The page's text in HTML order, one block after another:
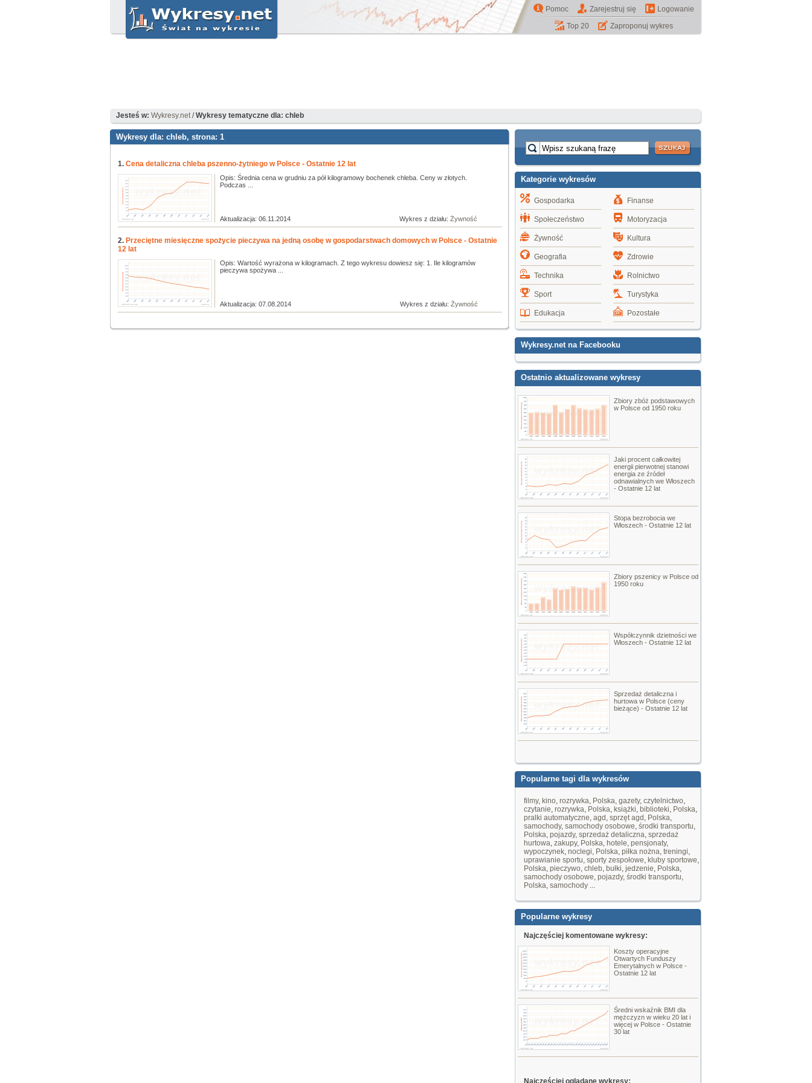
Pomoc Zarejestruj się
Logowanie
Top 20
Zaproponuj wykres
Jesteś w: Wykresy.net/Wykresy tematyczne dla: chleb
Wykresy dla: chleb, strona: 1
1. Cena detaliczna chleba pszenno-żytniego w Polsce - Ostatnie 12 lat
Opis: Średnia cena w grudniu za pół kilogramowy bochenek chleba. Ceny w złotych.
Podczas ...
Aktualizacja: 06.11.2014 Wykres z działu: Żywność
2. Przeciętne miesięczne spożycie pieczywa na jedną osobę w gospodarstwach domowych w Polsce - Ostatnie
12 lat
Opis: Wartość wyrażona w kilogramach. Z tego wykresu dowiesz się: 1. Ile kilogramów
pieczywa spożywa ...
Aktualizacja: 07.08.2014 Wykres z działu: Żywność
Kategorie wykresów
Gospodarka
Społeczeństwo
Żywność
Geografia
Technika
Sport
Edukacja
Finanse
Motoryzacja
Kultura
Zdrowie
Rolnictwo
Turystyka
Pozostałe
Wykresy.net na Facebooku
Ostatnio aktualizowane wykresy
Zbiory zbóż podstawowych
w Polsce od 1950 roku
Jaki procent całkowitej
energii pierwotnej stanowi
energia ze źródeł
odnawialnych we Włoszech
- Ostatnie 12 lat
Stopa bezrobocia we
Włoszech - Ostatnie 12 lat
Zbiory pszenicy w Polsce od
1950 roku
Współczynnik dzietności we
Włoszech - Ostatnie 12 lat
Sprzedaż detaliczna i
hurtowa w Polsce (ceny
bieżące) - Ostatnie 12 lat
Popularne tagi dla wykresów
filmy, kino, rozrywka, Polska, gazety, czytelnictwo,
czytanie, rozrywka, Polska, książki, biblioteki, Polska,
pralki automatyczne, agd , sprzęt agd , Polska,
samochody, samochody osobowe, środki transportu,
Polska, pojazdy, sprzedaż detaliczna, sprzedaż
hurtowa, zakupy, Polska, hotele, pensjonaty,
wypoczynek, noclegi, Polska, piłka nożna, treningi,
uprawianie sportu, sporty zespołowe, kluby sportowe,
Polska, pieczywo, chleb, bułki, jedzenie, Polska,
samochody osobowe, pojazdy, środki transportu,
Polska, samochody ...
Popularne wykresy
Najczęściej komentowane wykresy:
Koszty operacyjne
Otwartych Funduszy
Emerytalnych w Polsce -
Ostatnie 12 lat
Średni wskaźnik BMI dla
mężczyzn w wieku 20 lat i
więcej w Polsce - Ostatnie
30 lat
Najczęściej oglądane wykresy: